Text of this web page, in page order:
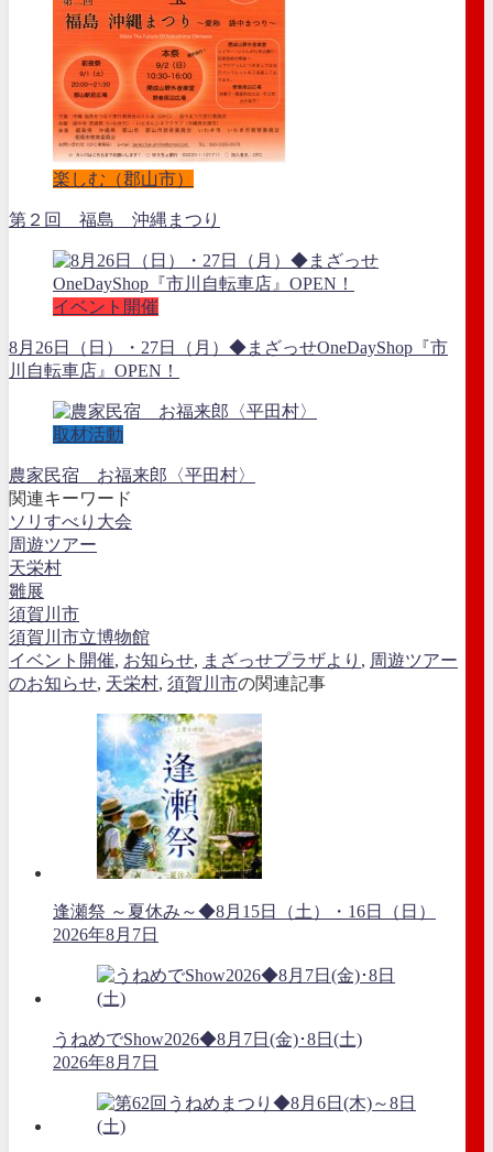
楽しむ（郡山市）
第２回 福島 沖縄まつり
イベント開催
8月26日（日）・27日（月）◆まざっせOneDayShop『市
川自転車店』OPEN！
取材活動
農家民宿 お福来郎〈平田村〉
関連キーワード
ソリすべり大会
周遊ツアー
天栄村
雛展
須賀川市
須賀川市立博物館
イベント開催, お知らせ, まざっせプラザより , 周遊ツアー
のお知らせ, 天栄村, 須賀川市の関連記事
逢瀬祭 ～夏休み～◆8月15日（土）・16日（日）
2026年8月7日
うねめでShow2026◆8月7日(金)･8日(土)
2026年8月7日